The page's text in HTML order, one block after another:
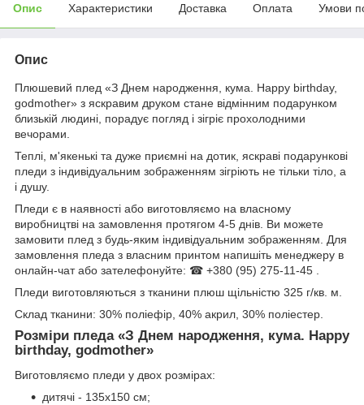
Опис Характеристики Доставка Оплата Умови
Опис
Плюшевий плед «З Днем народження, кума. Happy birthday,
godmother» з яскравим друком стане відмінним подарунком
близькій людині, порадує погляд і зігріє прохолодними
вечорами.
Теплі, м'якенькі та дуже приємні на дотик, яскраві подарункові
пледи з індивідуальним зображенням зігріють не тільки тіло, а
і душу.
Пледи є в наявності або виготовляємо на власному
виробництві на замовлення протягом 4-5 днів. Ви можете
замовити плед з будь-яким індивідуальним зображенням. Для
замовлення пледа з власним принтом напишіть менеджеру в
онлайн-чат або зателефонуйте: ☎ +380 (95) 275-11-45 .
Пледи виготовляються з тканини плюш щільністю 325 г/кв. м.
Склад тканини: 30% поліефір, 40% акрил, 30% поліестер.
Розміри пледа «З Днем народження, кума. Happy
birthday, godmother»
Виготовляємо пледи у двох розмірах:
дитячі - 135х150 см;